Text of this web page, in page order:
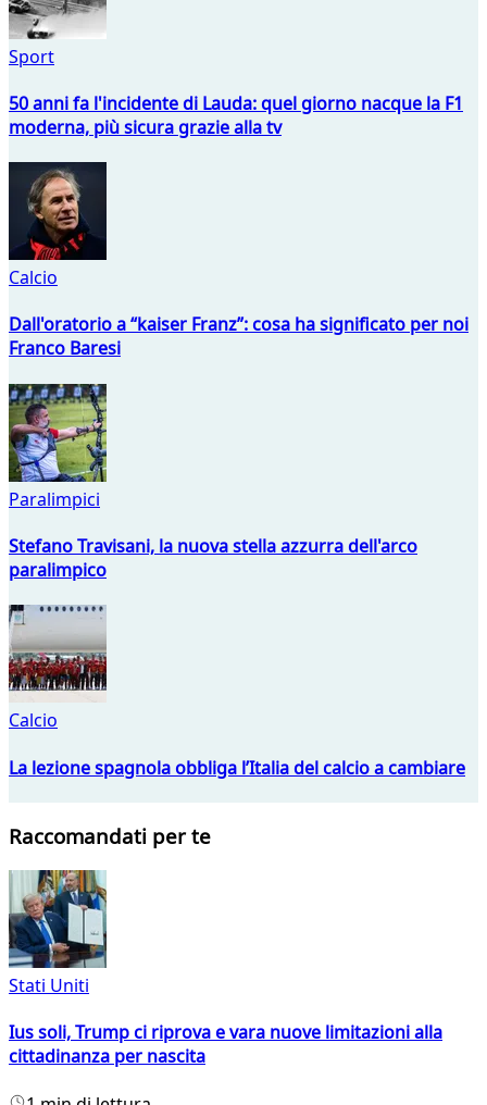
Sport
50 anni fa l'incidente di Lauda: quel giorno nacque la F1
moderna, più sicura grazie alla tv
Calcio
Dall'oratorio a “kaiser Franz”: cosa ha significato per noi
Franco Baresi
Paralimpici
Stefano Travisani, la nuova stella azzurra dell'arco
paralimpico
Calcio
La lezione spagnola obbliga l’Italia del calcio a cambiare
Raccomandati per te
Stati Uniti
Ius soli, Trump ci riprova e vara nuove limitazioni alla
cittadinanza per nascita